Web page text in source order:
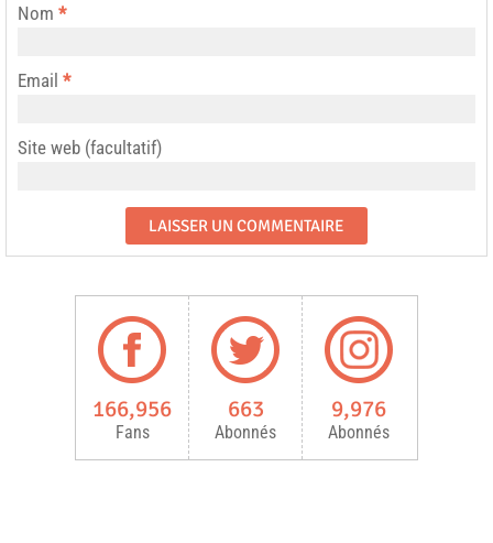
Nom *
Email *
Site web (facultatif)
166,956
Fans
663
Abonnés
9,976
Abonnés